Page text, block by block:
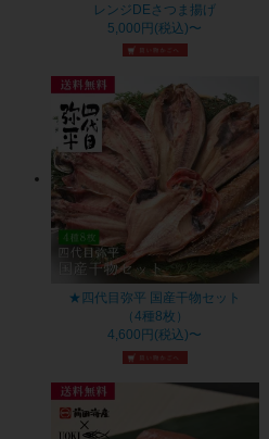
レンジDEさつま揚げ
5,000円(税込)〜
★四代目弥平 国産干物セット
（4種8枚）
4,600円(税込)〜